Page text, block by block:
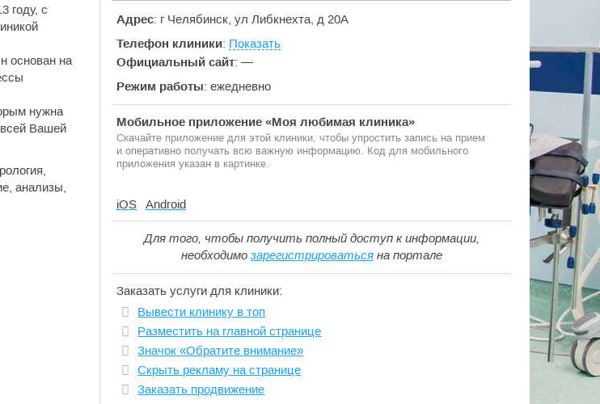
Адрес: г Челябинск, ул Либкнехта, д 20А
Телефон клиники: Показать
Официальный сайт: —
Режим работы: ежедневно
Мобильное приложение «Моя любимая клиника»
Скачайте приложение для этой клиники, чтобы упростить запись на прием
и оперативно получать всю важную информацию. Код для мобильного
приложения указан в картинке.
iOS Android
Для того, чтобы получить полный доступ к информации,
необходимо зарегистрироваться на портале
Заказать услуги для клиники:
Вывести клинику в топ
Разместить на главной странице
Значок «Обратите внимание»
Скрыть рекламу на странице
Заказать продвижение
году, с
основан на
нужна
Вашей
анализы,